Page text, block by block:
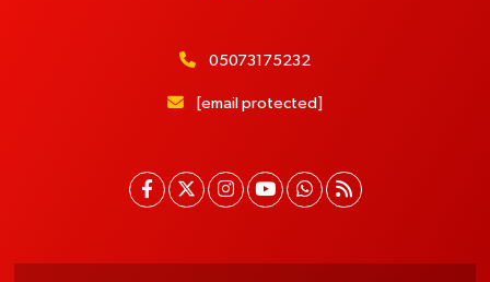
05073175232
[email protected]